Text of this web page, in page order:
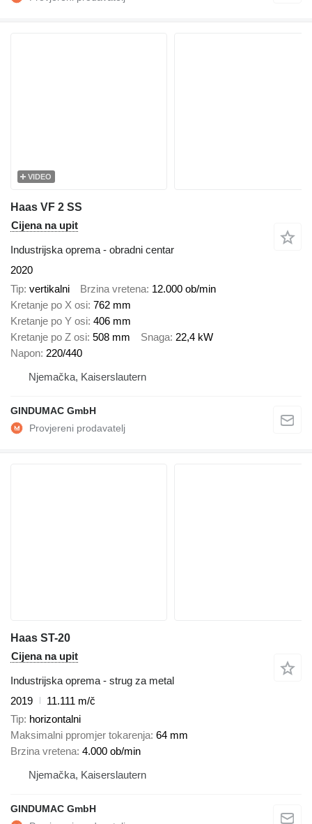
VIDEO
Haas VF 2 SS
Cijena na upit
Industrijska oprema - obradni centar
2020
Tip vertikalni Brzina vretena 12.000 ob/min
Kretanje po X osi 762 mm
Kretanje po Y osi 406 mm
Kretanje po Z osi 508 mm Snaga 22,4 kW
Napon 220/440
Njemačka, Kaiserslautern
GINDUMAC GmbH
Haas ST-20
Cijena na upit
Industrijska oprema - strug za metal
2019
11.111 m/č
Tip horizontalni
Maksimalni ppromjer tokarenja 64 mm
Brzina vretena 4.000 ob/min
Njemačka, Kaiserslautern
GINDUMAC GmbH